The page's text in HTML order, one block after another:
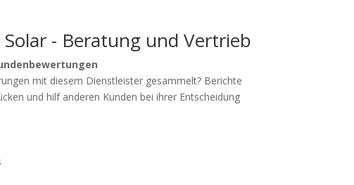
- Beratung und Vertrieb
mit diesem Dienstleister gesammelt? Berichte
und hilf anderen Kunden bei ihrer Entscheidung